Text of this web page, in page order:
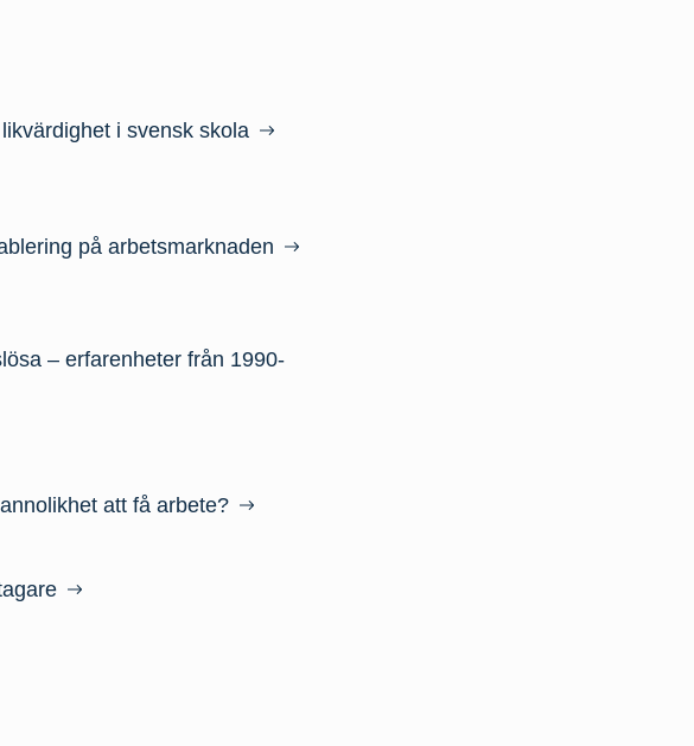
i svensk skola
på arbetsmarknaden
– erfarenheter från 1990-
att få arbete?